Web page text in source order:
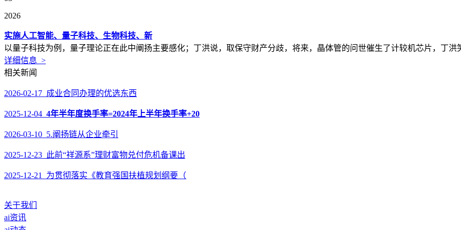
2026
实施人工智能、量子科技、生物科技、新
以量子科技为例，量子理论正在此中阐扬主要感化；丁洪说，取保守财产分歧，将来，晶体管的问世催生了计较机芯片，丁洪
详细信息 >
相关新闻
2026-02-17 成业合同办理的优选东西
2025-12-04 4年半年度换手率=2024年上半年换手率+20
2026-03-10 5.阐扬链从企业牵引
2025-12-23 此前“祥源系”理财富物兑付危机备课出
2025-12-21 为贯彻落实《教育强国扶植规划纲要（
关于我们
ai资讯